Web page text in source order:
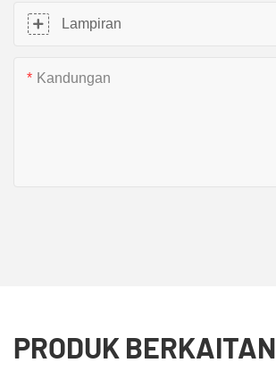
Lampiran
Kandungan
PRODUK BERKAITAN